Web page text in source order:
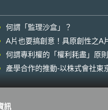
服務業居多，特別是知識密集
提供者；33%的企業有提供智
務，以客戶為導向的企業，例
訊業、金融保險業，使用比例
顯；19%企業開始利用巨量資
集中於大企業或先進產業；
尚處於起步階段，而使用者多
數位轉型尚待加強。另外，今
何謂「監理沙盒」？
A片也要搞創意！具原創性之A
何謂專利權的「權利耗盡」原
產學合作的推動-以株式會社東
訊